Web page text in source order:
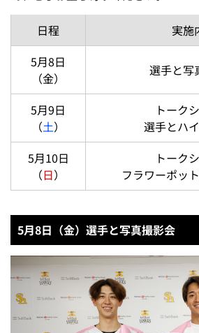
日程
実施
5月8日
（金）
選手と写
5月9日
（土）
トーク
選手とハ
5月10日
（日）
トーク
フラワーポッ
5月8日（金）選手と写真撮影会